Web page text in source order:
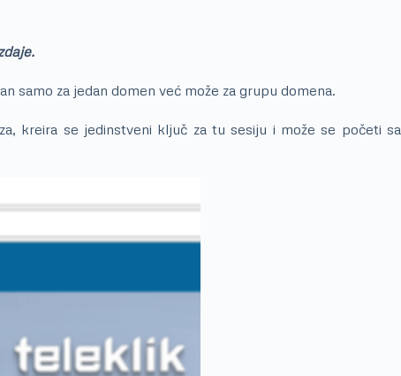
samo za jedan domen već može za grupu domena.
kreira se jedinstveni ključ za tu sesiju i može se početi sa